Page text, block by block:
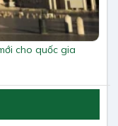
cho quốc gia